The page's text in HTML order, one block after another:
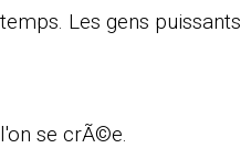
Les gens puissants
se crÃ©e.